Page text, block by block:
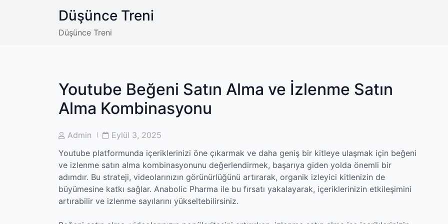
Düşünce Treni
Düşünce Treni
Youtube Beğeni Satın Alma ve İzlenme Satın
Alma Kombinasyonu
PostAdmin
PostEylül 3, 2025
Youtube platformunda içeriklerinizi öne çıkarmak ve daha geniş bir kitleye ulaşmak için beğeni
ve izlenme satın alma kombinasyonunu değerlendirmek, başarıya giden yolda önemli bir
adımdır. Bu strateji, videolarınızın görünürlüğünü artırarak, organik izleyici kitlenizin de
büyümesine katkı sağlar. Anabolic Pharma ile bu fırsatı yakalayarak, içeriklerinizin etkileşimini
artırabilir ve izlenme sayılarını yükseltebilirsiniz.